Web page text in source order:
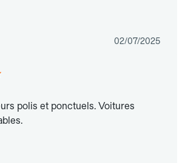
02/07/2025
polis et ponctuels. Voitures